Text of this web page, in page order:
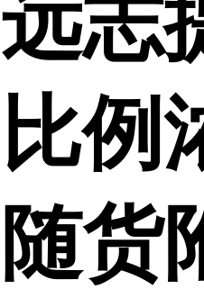
远志
比例
随货